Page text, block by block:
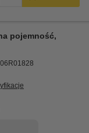
pojemność,